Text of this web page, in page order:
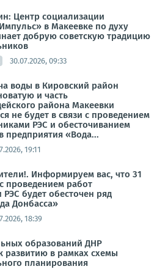
Центр социализации
в Макеевке по духу
добрую советскую традицию
30.07.2026, 09:33
воды в Кировский район
и часть
района Макеевки
не будет в связи с проведением
РЭС и обесточиванием
предприятия «Вода...
19:11
Информируем вас, что 31
проведением работ
РЭС будет обесточен ряд
Донбасса»
18:39
образований ДНР
развитию в рамках схемы
планирования